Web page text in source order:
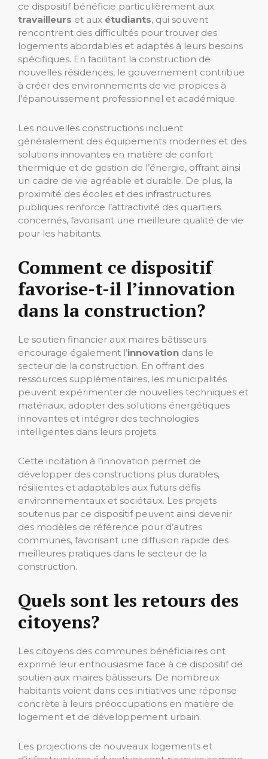
ce dispositif bénéficie particulièrement aux
travailleurs et aux étudiants, qui souvent
rencontrent des difficultés pour trouver des
logements abordables et adaptés à leurs besoins
spécifiques. En facilitant la construction de
nouvelles résidences, le gouvernement contribue
à créer des environnements de vie propices à
l’épanouissement professionnel et académique.
Les nouvelles constructions incluent
généralement des équipements modernes et des
solutions innovantes en matière de confort
thermique et de gestion de l’énergie, offrant ainsi
un cadre de vie agréable et durable. De plus, la
proximité des écoles et des infrastructures
publiques renforce l’attractivité des quartiers
concernés, favorisant une meilleure qualité de vie
pour les habitants.
Comment ce dispositif
favorise-t-il l’innovation
dans la construction?
Le soutien financier aux maires bâtisseurs
encourage également l’innovation dans le
secteur de la construction. En offrant des
ressources supplémentaires, les municipalités
peuvent expérimenter de nouvelles techniques et
matériaux, adopter des solutions énergétiques
innovantes et intégrer des technologies
intelligentes dans leurs projets.
Cette incitation à l’innovation permet de
développer des constructions plus durables,
résilientes et adaptables aux futurs défis
environnementaux et sociétaux. Les projets
soutenus par ce dispositif peuvent ainsi devenir
des modèles de référence pour d’autres
communes, favorisant une diffusion rapide des
meilleures pratiques dans le secteur de la
construction.
Quels sont les retours des
citoyens?
Les citoyens des communes bénéficiaires ont
exprimé leur enthousiasme face à ce dispositif de
soutien aux maires bâtisseurs. De nombreux
habitants voient dans ces initiatives une réponse
concrète à leurs préoccupations en matière de
logement et de développement urbain.
Les projections de nouveaux logements et